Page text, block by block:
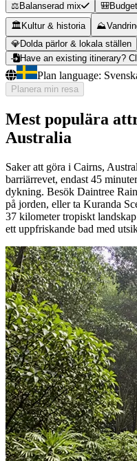
⚖️ Balanserad mix 🎒
🏛️ Kultur & historia ⛰️
💎Dolda pärlor & lokala ställen
Have an existing itinerary?
Plan language:
Planera min resa
Mest populära
Australia
Saker att göra i Cairns,
barriärrevet, endast 45
dykning. Besök Daintree
på jorden, eller ta Kuranda
37 kilometer tropiskt
ett uppfriskande bad med